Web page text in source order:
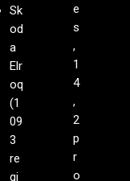
Sk
od
a
Elr
oq
(1
09
3
re
gi
e
s
,
1
4
,
2
p
r
o